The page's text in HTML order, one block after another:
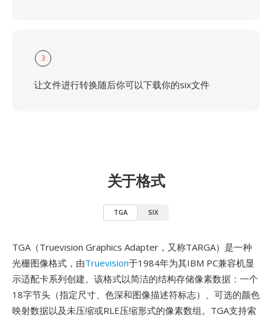
3
让文件进行转换随后你可以下载你的six文件
关于格式
TGA SIX
TGA（Truevision Graphics Adapter，又称TARGA）是一种
光栅图像格式，由Truevision于1984年为其IBM PC兼容机显
示适配卡系列创建。该格式以简洁的结构存储像素数据：一个
18字节头（指定尺寸、色深和图像描述符标志）、可选的颜色
映射数据以及未压缩或RLE压缩形式的像素数组。TGA支持索